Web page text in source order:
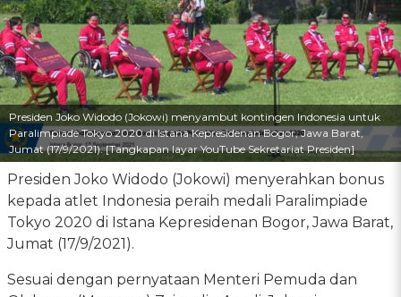
Presiden Joko Widodo (Jokowi) menyambut kontingen Indonesia untuk
Paralimpiade Tokyo 2020 di Istana Kepresidenan Bogor, Jawa Barat,
Jumat (17/9/2021). [Tangkapan layar YouTube Sekretariat Presiden]
Presiden Joko Widodo (Jokowi) menyerahkan bonus
kepada atlet Indonesia peraih medali Paralimpiade
Tokyo 2020 di Istana Kepresidenan Bogor, Jawa Barat,
Jumat (17/9/2021).
Sesuai dengan pernyataan Menteri Pemuda dan